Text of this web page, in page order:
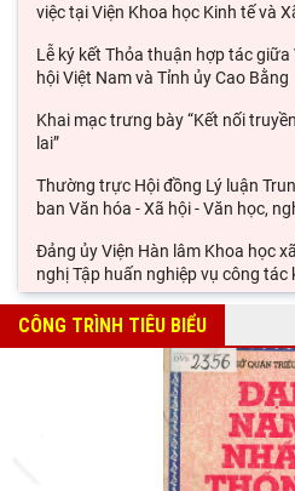
việc tại Viện Khoa học Kinh tế và
Lễ ký kết Thỏa thuận hợp tác
hội Việt Nam và Tỉnh ủy Cao Bằng
Khai mạc trưng bày “Kết nối
lai”
Thường trực Hội đồng Lý luận
ban Văn hóa - Xã hội - Văn học,
Đảng ủy Viện Hàn lâm Khoa học
nghị Tập huấn nghiệp vụ công tác
Viện Sử học tham gia Hội thảo
Hội thảo khoa học quốc gia
Di sản và giá trị thời đại”
Rà soát công tác chuẩn bị Hội
nhân văn hóa Lê Quý Đôn - Di sản
CÔNG TRÌNH TIÊU BIỂU